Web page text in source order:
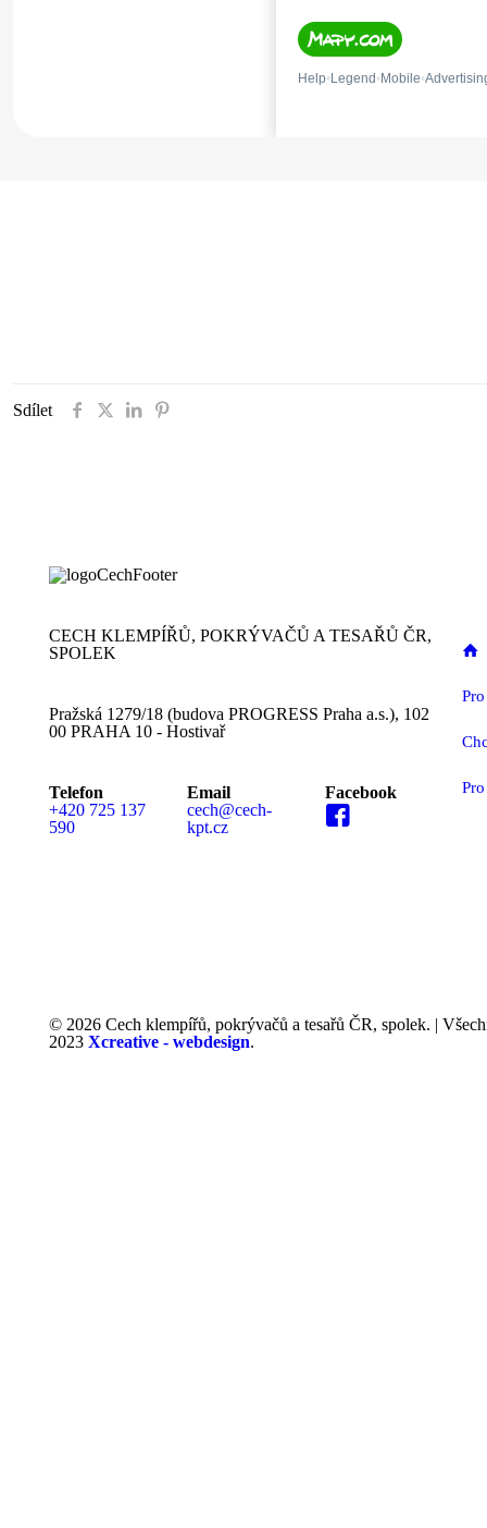
Sdílet
CECH KLEMPÍŘŮ, POKRÝVAČŮ A TESAŘŮ ČR,
SPOLEK
Pražská 1279/18 (budova PROGRESS Praha a.s.), 102
00 PRAHA 10 - Hostivař
Telefon
+420 725 137
590
Email
cech@cech-
kpt.cz
Facebook
© 2026 Cech klempířů, pokrývačů a tesařů ČR, spolek. |
2023 Xcreative - webdesign.